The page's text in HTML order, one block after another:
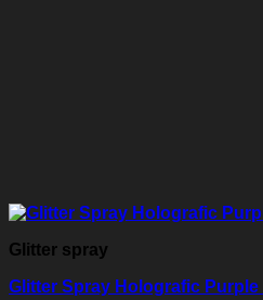
Glitter spray
Glitter Spray Holografic Purple